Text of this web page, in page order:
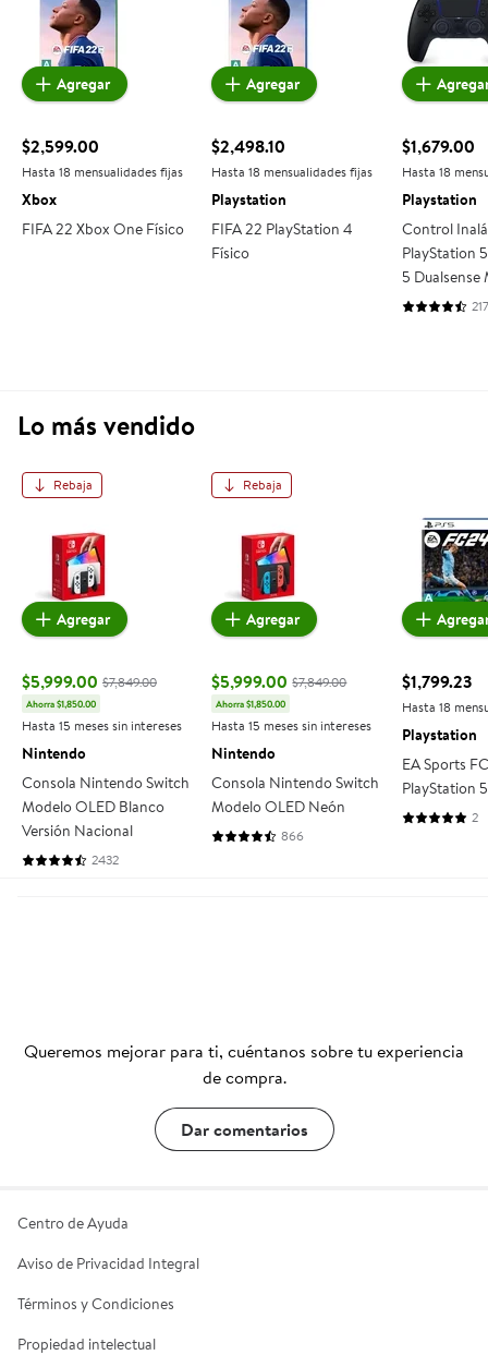
Agregar
$2,599.00
precio actual $2,599.00
Hasta 18 mensualidades fijas
Xbox
FIFA 22 Xbox One Físico
Agregar
$2,498.10
precio actual $2,498.10
Hasta 18 mensualidades fijas
Playstation
FIFA 22 PlayStation 4
Físico
$1,679.00
precio
Hasta 18
Playstation
Control
PlayStation
5
Black
217
4.4931 de
Lo más vendido
Consola Nintendo Switch Modelo OLED Blanco
Rebaja
Agregar
$5,999.00
precio actual $5,999.00, Antes $7,849.00
$7,849.00
Ahorra $1,850.00
Hasta 15 meses sin intereses
Nintendo
Consola Nintendo Switch
Modelo OLED Blanco
Versión Nacional
2432
4.5752 de 5 estrellas. 2432 reseñas
Consola Nintendo Switch
Rebaja
Agregar
$5,999.00
precio actual $5,999.00, Antes
$7,849.00
Ahorra $1,850.00
Hasta 15 meses sin intereses
Nintendo
Consola Nintendo Switch
Modelo OLED Neón
866
4.5023 de 5 estrellas. 866 reseñas
$1,799.23
precio
Hasta 18
Playstation
EA Sports
PlayStation
2
5 de 5
Queremos mejorar para ti, cuéntanos sobre tu experiencia
de compra.
Dar comentarios
Centro de Ayuda
Aviso de Privacidad Integral
Términos y Condiciones
Propiedad intelectual